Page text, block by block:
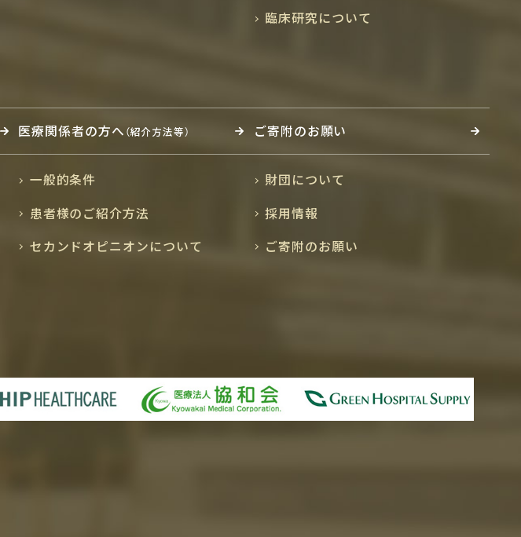
臨床研究について
医療関係者の方へ （紹介方法等）
一般的条件
患者様のご紹介方法
セカンドオピニオンについて
ご寄附のお願い
財団について
採用情報
ご寄附のお願い